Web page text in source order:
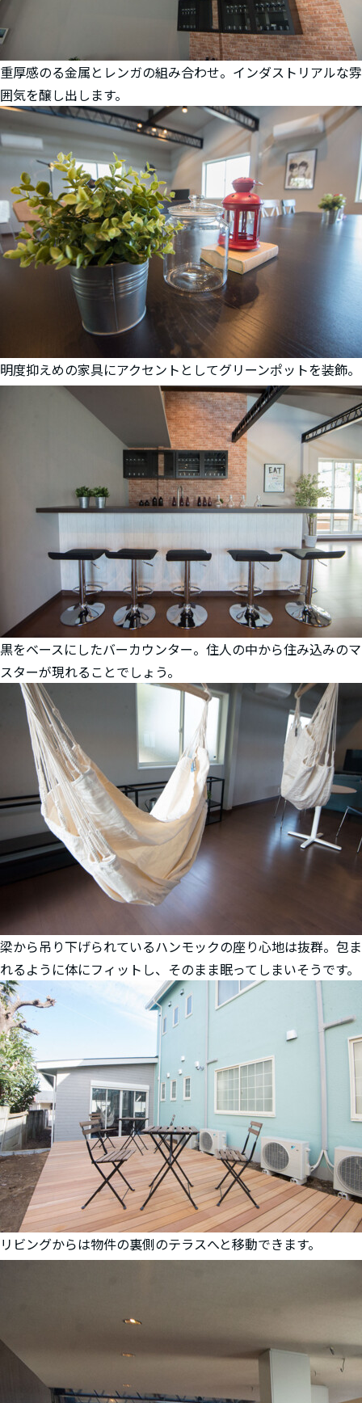
重厚感のる金属とレンガの組み合わせ。インダストリアルな雰
囲気を醸し出します。
明度抑えめの家具にアクセントとしてグリーンポットを装飾。
黒をベースにしたバーカウンター。住人の中から住み込みのマ
スターが現れることでしょう。
梁から吊り下げられているハンモックの座り心地は抜群。包ま
れるように体にフィットし、そのまま眠ってしまいそうです。
リビングからは物件の裏側のテラスへと移動できます。